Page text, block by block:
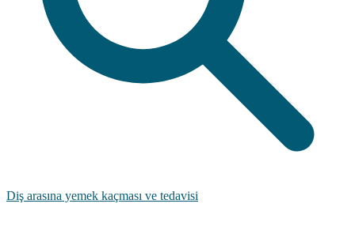
Diş arasına yemek kaçması ve tedavisi